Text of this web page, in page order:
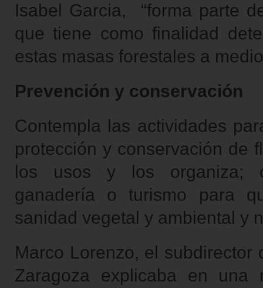
Isabel Garcia, “forma parte
que tiene como finalidad
estas masas forestales a
Prevención y conservación
Contempla las actividades
protección y conservación de
los usos y los organiza;
ganadería o turismo para
sanidad vegetal y ambiental y
Marco Lorenzo, el
Zaragoza explicaba en